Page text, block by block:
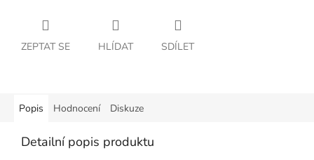
ZEPTAT SE HLÍDAT SDÍLET
Popis Hodnocení Diskuze
Detailní popis produktu